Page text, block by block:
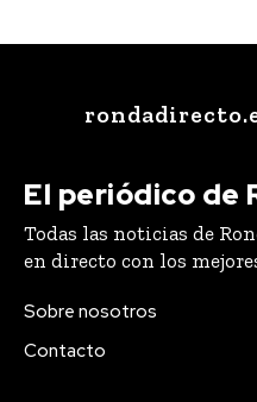
El periódico de
Todas las noticias de
en directo con los
Sobre nosotros
Contacto